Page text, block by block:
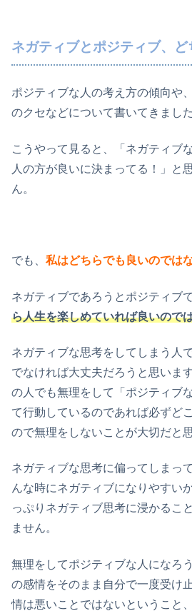
ネガティブとポジティブ、ど
ポジティブな人の考え方の傾向や
のクセなどについて書いてきました
こうやって見ると、「ネガティブ
人の方が良いに決まってる！」と
ん。
でも、 私はどちらでも良いのでは
ネガティブであろうとポジティブ
ら人生を楽しめていれば良いので
ネガティブな思考をしてしまう人
でなければ大丈夫だろうと思いま
の人でも無理をして「ポジティブ
て行動しているのであれば必ずど
ので無理をしないことが大切だと
ネガティブな思考に偏ってしまっ
んな時にネガティブになりやすい
っぷりネガティブ思考に浸かるこ
ません。
無理をしてポジティブな人になろ
の感情をそのまま自分で一度受け
情は悪いことではないということ